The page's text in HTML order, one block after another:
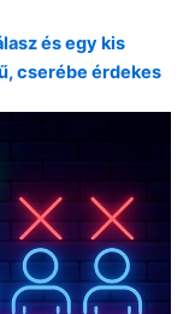
és egy kis
cserébe érdekes